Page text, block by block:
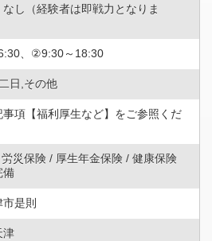
し（経験者は即戦力となりま
、②9:30～18:30
日,その他
事項【福利厚生など】をご参照くだ
災保険 / 厚生年金保険 / 健康保険
備
是則
津